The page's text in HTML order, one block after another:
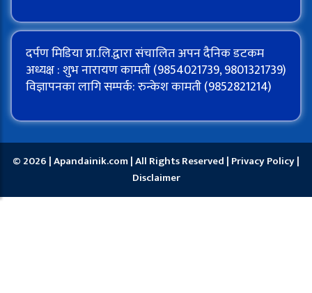
दर्पण मिडिया प्रा.लि.द्वारा संचालित अपन दैनिक डटकम
अध्यक्ष : शुभ नारायण कामती (9854021739, 9801321739)
विज्ञापनका लागि सम्पर्क: रुन्केश कामती (9852821214)
© 2026 | Apandainik.com | All Rights Reserved | Privacy Policy|
Disclaimer